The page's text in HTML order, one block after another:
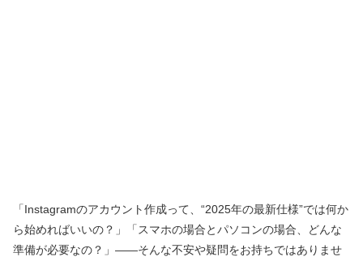
「Instagramのアカウント作成って、“2025年の最新仕様”では何か
ら始めればいいの？」「スマホの場合とパソコンの場合、どんな
準備が必要なの？」――そんな不安や疑問をお持ちではありませ